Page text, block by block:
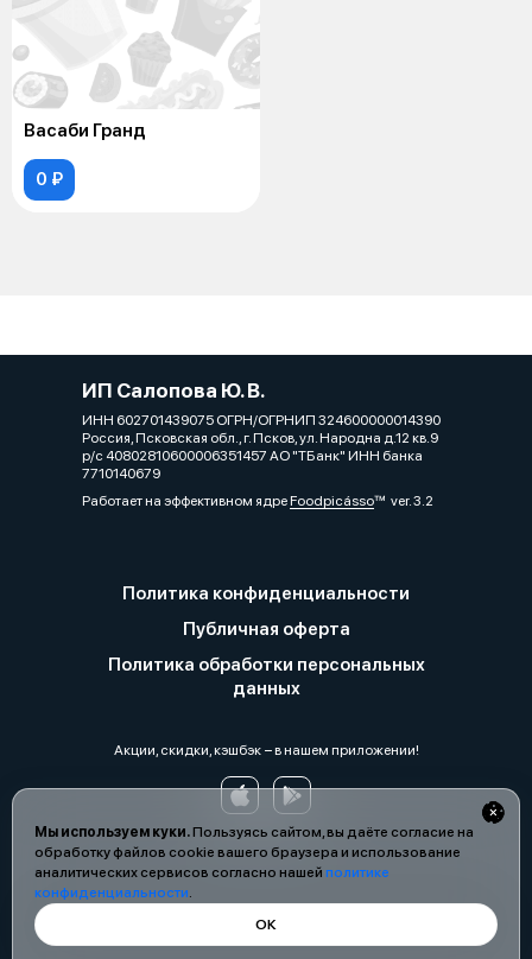
Васаби Гранд
0 ₽
Мы используем куки.Пользуясь сайтом, вы даёте согласие на
обработку файлов cookie вашего браузера и использование
аналитических сервисов согласно нашей политике
конфиденциальности.
ОК
ИП Салопова Ю. В.
ИНН 602701439075 ОГРН/ОГРНИП 324600000014390
Россия, Псковская обл., г. Псков, ул. Народна д.12 кв.9
р/с 40802810600006351457 АО "ТБанк" ИНН банка
7710140679
Работает на эффективном ядреFoodpicássover. 3.2
Политика конфиденциальности
Публичная оферта
Политика обработки персональных
данных
Акции, скидки, кэшбэк − в нашем приложении!